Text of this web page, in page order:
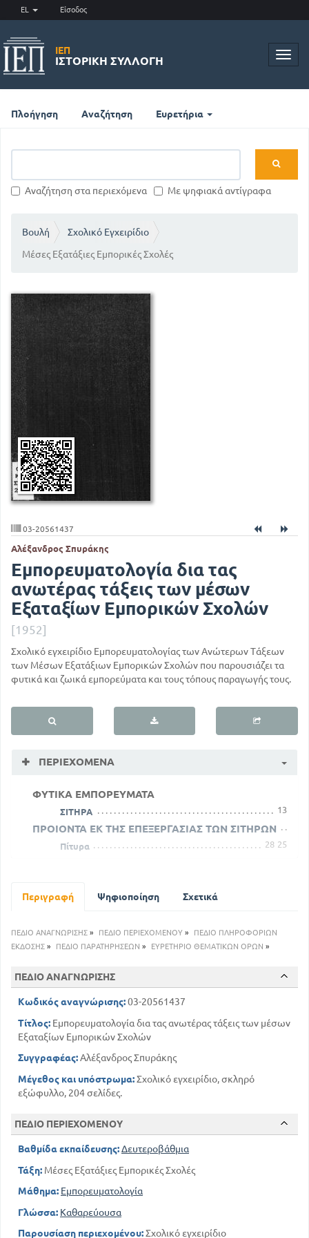
EL Είσοδος
ΙΕΠ
ΙΣΤΟΡΙΚΉ ΣΥΛΛΟΓΉ
Πλοήγηση Αναζήτηση Ευρετήρια
Αναζήτηση στα περιεχόμενα Με ψηφιακά αντίγραφα
Βουλή
Σχολικό Εγχειρίδιο
Μέσες Εξατάξιες Εμπορικές Σχολές
03-20561437
Αλέξανδρος Σπυράκης
Εμπορευματολογία δια τας
ανωτέρας τάξεις των μέσων
Εξαταξίων Εμπορικών Σχολών
[1952]
Σχολικό εγχειρίδιο Εμπορευματολογίας των Ανώτερων Τάξεων
των Μέσων Εξατάξιων Εμπορικών Σχολών που παρουσιάζει τα
φυτικά και ζωικά εμπορεύματα και τους τόπους παραγωγής τους.
ΠΕΡΙΕΧΌΜΕΝΑ
ΦΥΤΙΚΑ ΕΜΠΟΡΕΥΜΑΤΑ
ΣΙΤΗΡΑ 13
ΠΡΟΙΟΝΤΑ ΕΚ ΤΗΣ ΕΠΕΞΕΡΓΑΣΙΑΣ ΤΩΝ ΣΙΤΗΡΩΝ
25
Πίτυρα
28
Κεράτια και χαρούπια
Τυρός
Κοράλλιο
Περιγραφή Ψηφιοποίηση Σχετικά
ΠΕΔΙΟ ΑΝΑΓΝΩΡΙΣΗΣ » ΠΕΔΙΟ ΠΕΡΙΕΧΟΜΕΝΟΥ »
ΠΕΔΙΟ ΠΛΗΡΟΦΟΡΙΩΝ
ΕΚΔΟΣΗΣ » ΠΕΔΙΟ ΠΑΡΑΤΗΡΗΣΕΩΝ » ΕΥΡΕΤΗΡΙΟ ΘΕΜΑΤΙΚΩΝ ΟΡΩΝ »
ΠΕΔΙΟ ΑΝΑΓΝΩΡΙΣΗΣ
Κωδικός αναγνώρισης:03-20561437
Τίτλος: Εμπορευματολογία δια τας ανωτέρας τάξεις των μέσων
Εξαταξίων Εμπορικών Σχολών
Συγγραφέας:Αλέξανδρος Σπυράκης
Μέγεθος και υπόστρωμα:Σχολικό εγχειρίδιο, σκληρό
εξώφυλλο, 204 σελίδες.
ΠΕΔΙΟ ΠΕΡΙΕΧΟΜΕΝΟΥ
Βαθμίδα εκπαίδευσης:Δευτεροβάθμια
Τάξη: Μέσες Εξατάξιες Εμπορικές Σχολές
Μάθημα: Εμπορευματολογία
Γλώσσα: Καθαρεύουσα
Παρουσίαση περιεχομένου:Σχολικό εγχειρίδιο